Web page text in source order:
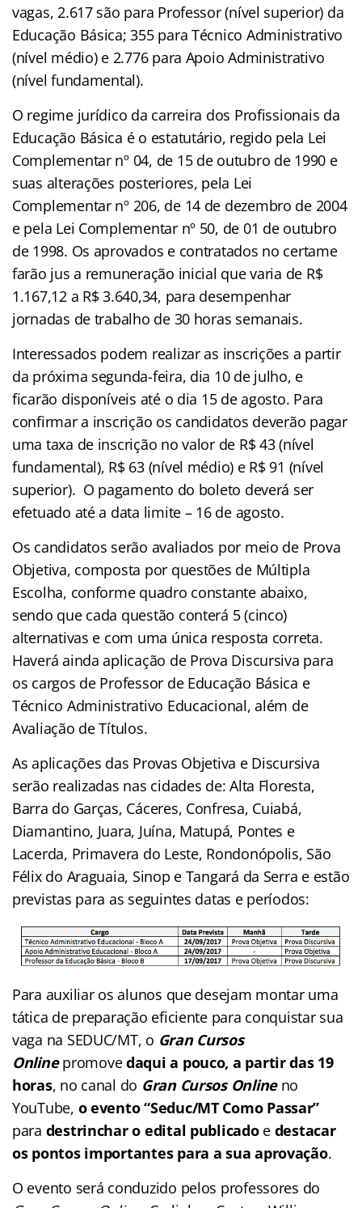
vagas, 2.617 são para Professor (nível superior) da
Educação Básica; 355 para Técnico Administrativo
(nível médio) e 2.776 para Apoio Administrativo
(nível fundamental).
O regime jurídico da carreira dos Profissionais da
Educação Básica é o estatutário, regido pela Lei
Complementar nº 04, de 15 de outubro de 1990 e
suas alterações posteriores, pela Lei
Complementar nº 206, de 14 de dezembro de 2004
e pela Lei Complementar nº 50, de 01 de outubro
de 1998. Os aprovados e contratados no certame
farão jus a remuneração inicial que varia de R$
1.167,12 a R$ 3.640,34, para desempenhar
jornadas de trabalho de 30 horas semanais.
Interessados podem realizar as inscrições a partir
da próxima segunda-feira, dia 10 de julho, e
ficarão disponíveis até o dia 15 de agosto. Para
confirmar a inscrição os candidatos deverão pagar
uma taxa de inscrição no valor de R$ 43 (nível
fundamental), R$ 63 (nível médio) e R$ 91 (nível
superior). O pagamento do boleto deverá ser
efetuado até a data limite – 16 de agosto.
Os candidatos serão avaliados por meio de Prova
Objetiva, composta por questões de Múltipla
Escolha, conforme quadro constante abaixo,
sendo que cada questão conterá 5 (cinco)
alternativas e com uma única resposta correta.
Haverá ainda aplicação de Prova Discursiva para
os cargos de Professor de Educação Básica e
Técnico Administrativo Educacional, além de
Avaliação de Títulos.
As aplicações das Provas Objetiva e Discursiva
serão realizadas nas cidades de: Alta Floresta,
Barra do Garças, Cáceres, Confresa, Cuiabá,
Diamantino, Juara, Juína, Matupá, Pontes e
Lacerda, Primavera do Leste, Rondonópolis, São
Félix do Araguaia, Sinop e Tangará da Serra e estão
previstas para as seguintes datas e períodos:
Para auxiliar os alunos que desejam montar uma
tática de preparação eficiente para conquistar sua
vaga na SEDUC/MT, o Gran Cursos
Onlinepromovedaqui a pouco, a partir das 19
horas, no canal do Gran Cursos Onlineno
YouTube, o evento “Seduc/MT Como Passar”
para destrinchar o edital publicadoe destacar
os pontos importantes para a sua aprovação.
O evento será conduzido pelos professores do